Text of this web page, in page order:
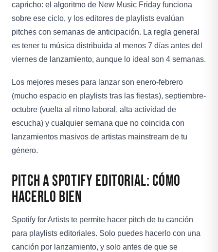
capricho: el algoritmo de New Music Friday funciona
sobre ese ciclo, y los editores de playlists evalúan
pitches con semanas de anticipación. La regla general
es tener tu música distribuida al menos 7 días antes del
viernes de lanzamiento, aunque lo ideal son 4 semanas.
Los mejores meses para lanzar son enero-febrero
(mucho espacio en playlists tras las fiestas), septiembre-
octubre (vuelta al ritmo laboral, alta actividad de
escucha) y cualquier semana que no coincida con
lanzamientos masivos de artistas mainstream de tu
género.
Pitch a Spotify Editorial: Cómo
Hacerlo Bien
Spotify for Artists te permite hacer pitch de tu canción
para playlists editoriales. Solo puedes hacerlo con una
canción por lanzamiento, y solo antes de que se